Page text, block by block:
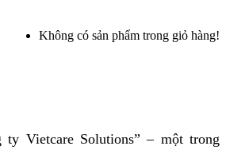
Không có sản phẩm trong giỏ hàng!
ty Vietcare Solutions” – một trong